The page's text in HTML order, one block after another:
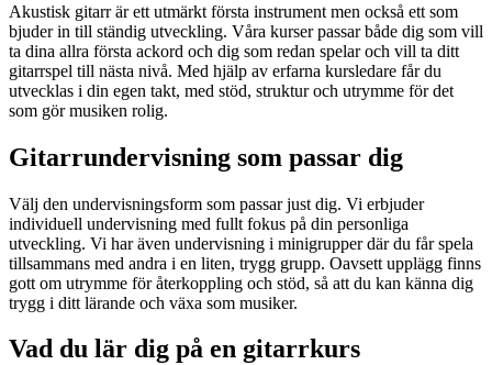
Akustisk gitarr är ett utmärkt första instrument men också ett som
bjuder in till ständig utveckling. Våra kurser passar både dig som vill
ta dina allra första ackord och dig som redan spelar och vill ta ditt
gitarrspel till nästa nivå. Med hjälp av erfarna kursledare får du
utvecklas i din egen takt, med stöd, struktur och utrymme för det
som gör musiken rolig.
Gitarrundervisning som passar dig
Välj den undervisningsform som passar just dig. Vi erbjuder
individuell undervisning med fullt fokus på din personliga
utveckling. Vi har även undervisning i minigrupper där du får spela
tillsammans med andra i en liten, trygg grupp. Oavsett upplägg finns
gott om utrymme för återkoppling och stöd, så att du kan känna dig
trygg i ditt lärande och växa som musiker.
Vad du lär dig på en gitarrkurs